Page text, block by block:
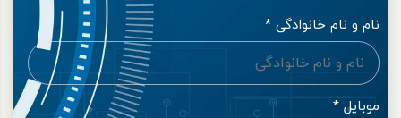
نام و نام خانوادگی *
موبایل *